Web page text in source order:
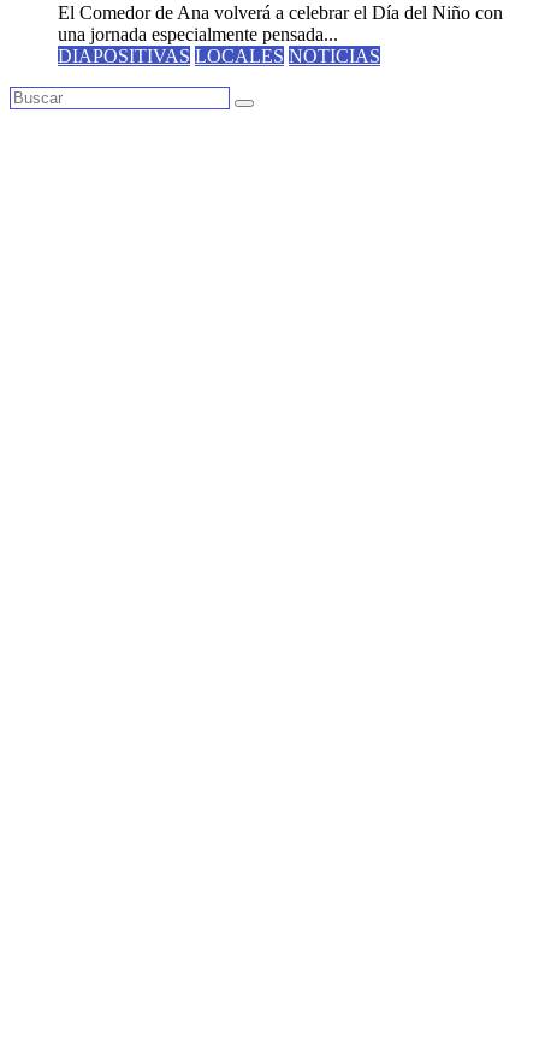
El Comedor de Ana volverá a celebrar el Día del Niño con
una jornada especialmente pensada...
DIAPOSITIVAS LOCALES NOTICIAS